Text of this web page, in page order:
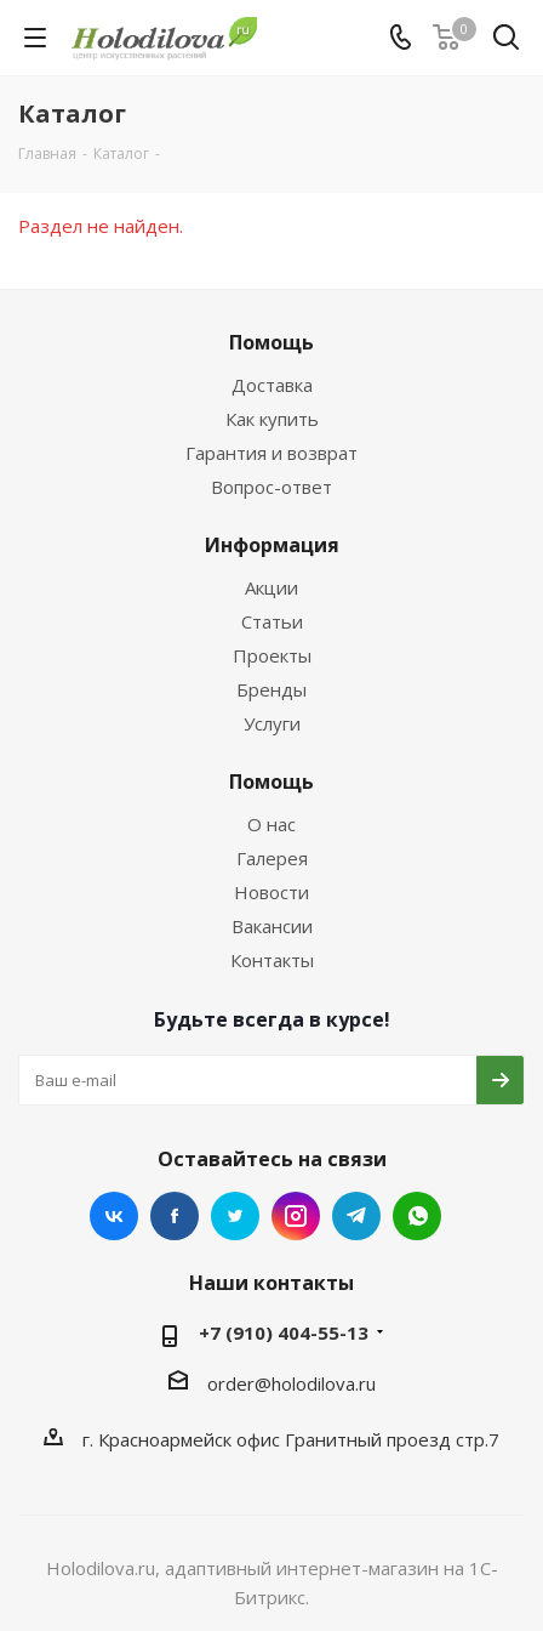
0
Каталог
Главная - Каталог -
Раздел не найден.
Помощь
Доставка
Как купить
Гарантия и возврат
Вопрос-ответ
Информация
Акции
Статьи
Проекты
Бренды
Услуги
Помощь
О нас
Галерея
Новости
Вакансии
Контакты
Будьте всегда в курсе!
Оставайтесь на связи
Наши контакты
+7 (910) 404-55-13
order@holodilova.ru
г. Красноармейск офис Гранитный проезд стр.7
Holodilova.ru, адаптивный интернет-магазин на 1С-
Битрикс.